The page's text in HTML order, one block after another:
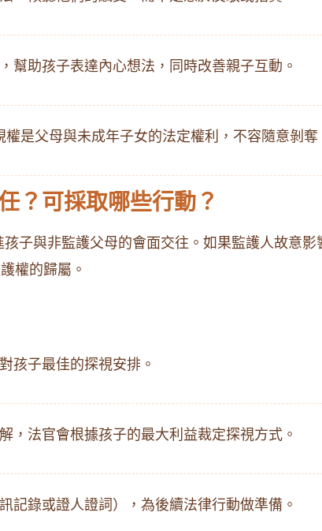
幫助孩子表達內心想法，同時改善親子互動。
權是父母與未成年子女的法定權利，不容隨意剝奪
？可採取哪些行動？
子與非監護父母的會面交往。如果監護人故意
權的歸屬。
孩子最佳的探視安排。
，法官會根據孩子的最大利益裁定探視方式。
記錄或證人證詞），為後續法律行動做準備。